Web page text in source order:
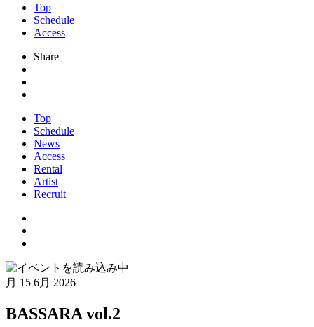
Top
Schedule
Access
Share
Top
Schedule
News
Access
Rental
Artist
Recruit
月 15 6月 2026
BASSARA vol.2